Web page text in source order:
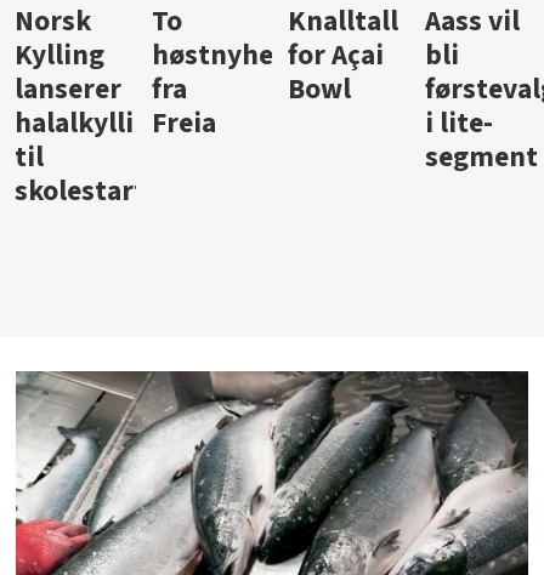
Knalltall
for Açai
Bowl
Aass vil
bli
førstevalg
i lite-
Brus og
jus fra
Berentsen
Hard
iste fra
Hansa